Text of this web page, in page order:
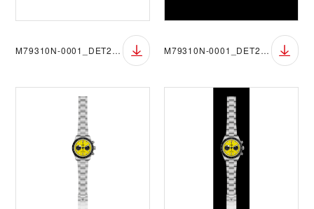
M79310N-0001_DET2_BGW M79310N-0001_DET2_BGB